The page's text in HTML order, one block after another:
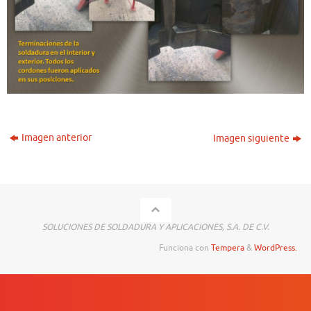
Imagen anterior Imagen siguiente
SOLUCIONES DE SOLDADURA Y APLICACIONES, S.A. DE C.V.
Funciona con Tempera&WordPress.